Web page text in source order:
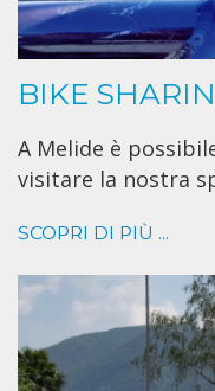
BIKE
A Melide è
visitare la nostra
SCOPRI DI PIÙ ...